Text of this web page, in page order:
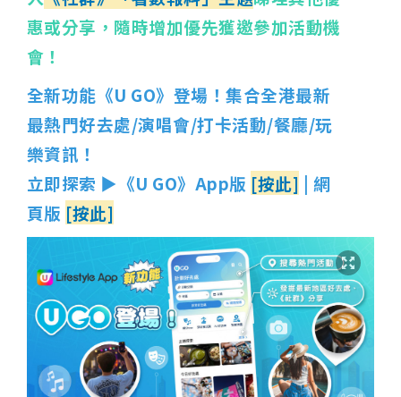
惠或分享，隨時增加優先獲邀參加活動機
會！
全新功能《U GO》登場！集合全港最新
最熱門好去處/演唱會/打卡活動/餐廳/玩
樂資訊！
立即探索 ▶《U GO》App版 [按此] | 網
頁版 [按此]